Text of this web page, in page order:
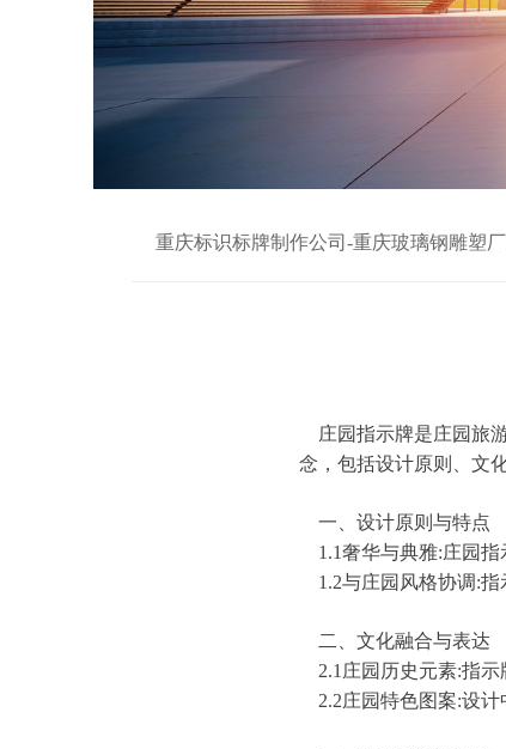
庄园指示牌是庄园旅
念，包括设计原则、文
一、设计原则与特点
1.1奢华与典雅:庄园指
1.2与庄园风格协调:指
二、文化融合与表达
2.1庄园历史元素:指示
2.2庄园特色图案:设计
重庆标识标牌制作公司-重庆玻璃钢雕塑